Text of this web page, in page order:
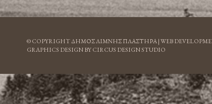
© COPYRIGHT ΔΗΜΟΣ ΛΙΜΝΗΣ ΠΛΑΣΤΗΡΑ |WEB
GRAPHICS DESIGN BY CIRCUS DESIGN STUDIO